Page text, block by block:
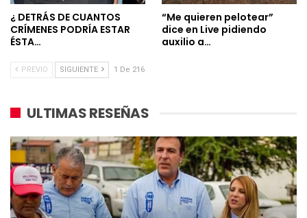
¿ DETRÁS DE CUANTOS
CRÍMENES PODRÍA ESTAR
ÉSTA…
“Me quieren pelotear”
dice en Live pidiendo
auxilio a…
PREVIO SIGUIENTE 1 De 216
ULTIMAS RESEÑAS